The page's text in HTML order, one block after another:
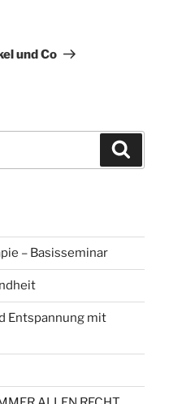
und Co
– Basisseminar
Entspannung mit